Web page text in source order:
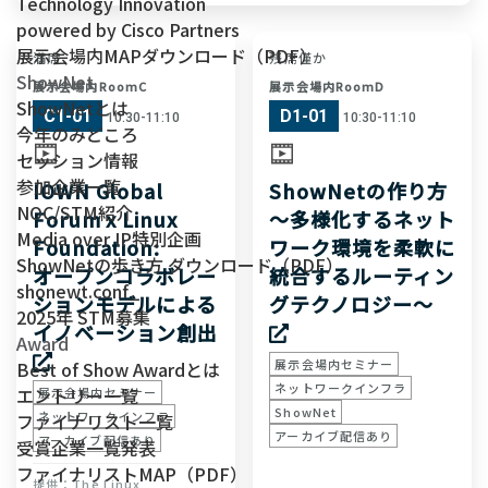
powered by Cisco Partners
展示会場内MAPダウンロード（PDF）
ShowNet
ShowNetとは
今年のみどころ
セッション情報
参加企業一覧
NOC/STM紹介
Media over IP特別企画
ShowNetの歩き方 ダウンロード（PDF）
shonewt.conf_
2025年 STM募集
Award
Best of Show Awardとは
エントリー一覧
ファイナリスト一覧
受賞企業一覧発表
ファイナリストMAP（PDF）
満席
展示会場内RoomC
C1-01 10:30-11:10
IOWN Global
Forum x Linux
Foundation:
オープンコラボレー
ションモデルによる
イノベーション創出
展示会場内セミナー
ネットワークインフラ
アーカイブ配信あり
The Linux
残席僅か
展示会場内RoomD
D1-01 10:30-11:10
ShowNetの作り方
～多様化するネット
ワーク環境を柔軟に
統合するルーティン
グテクノロジー～
展示会場内セミナー
ネットワークインフラ
ShowNet
アーカイブ配信あり